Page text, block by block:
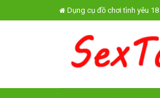
to
Dụng cụ đồ chơi tình yêu